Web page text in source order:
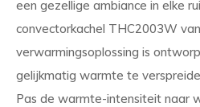
convectorkachel THC2003W
verwarmingsoplossing is
gelijkmatig warmte te
Pas de warmte-intensiteit naar